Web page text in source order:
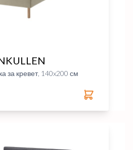
за кревет, 140x200 см